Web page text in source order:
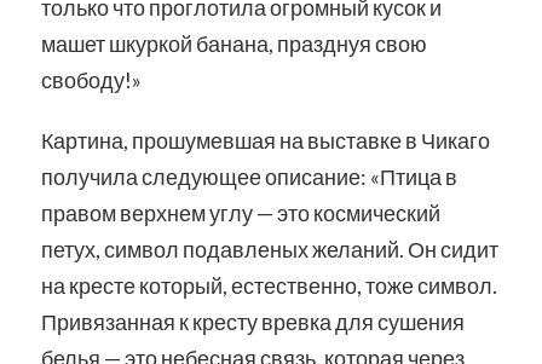
только что проглотила огромный кусок и
машет шкуркой банана, празднуя свою
свободу!»
Картина, прошумевшая на выставке в Чикаго
получила следующее описание: «Птица в
правом верхнем углу — это космический
петух, символ подавленых желаний. Он сидит
на кресте который, естественно, тоже символ.
Привязанная к кресту вревка для сушения
белья — это небесная связь, которая через